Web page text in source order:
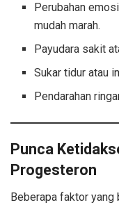
Perubahan
mudah marah.
Payudara sakit
Sukar tidur atau
Pendarahan
Punca
Progesteron
Beberapa faktor yang